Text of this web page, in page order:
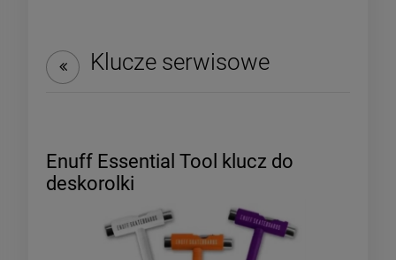
Klucze serwisowe
Enuff Essential Tool klucz do
deskorolki